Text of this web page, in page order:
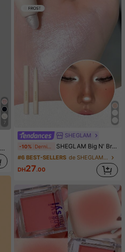
7
Sweetra Top à manches longues pour femmes en tissu texturé avec ourlet asymétrique et décoration métallique, convient pour les trajets quotidiens et les sorties, printemps/été/automne
SHEGLAM
-10% SHEGLAM Big N' Bright Crayon Yeux-Frost Paillettes Marque De Beauté CosméTique Maquillage Pour Femmes Et Filles
#6 BEST-SELLERS
de SHEGLAM Maquillage
DH27.00